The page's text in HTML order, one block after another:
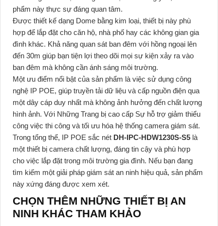
phẩm này thực sự đáng quan tâm.
Được thiết kế dạng Dome bằng kim loại, thiết bị này phù
hợp để lắp đặt cho căn hộ, nhà phố hay các không gian gia
đình khác. Khả năng quan sát ban đêm với hồng ngoại lên
đến 30m giúp bạn tiện lợi theo dõi mọi sự kiện xảy ra vào
ban đêm mà không cần ánh sáng môi trường.
Một ưu điểm nổi bật của sản phẩm là việc sử dụng công
nghệ IP POE, giúp truyền tải dữ liệu và cấp nguồn điện qua
một dây cáp duy nhất mà không ảnh hưởng đến chất lượng
hình ảnh. Với Những Trang bị cao cấp Sự hỗ trợ giảm thiểu
công việc thi công và tối ưu hóa hệ thống camera giám sát.
Trong tổng thể, IP POE sắc nét DH-IPC-HDW1230S-S5 là
một thiết bị camera chất lượng, đáng tin cậy và phù hợp
cho việc lắp đặt trong môi trường gia đình. Nếu bạn đang
tìm kiếm một giải pháp giám sát an ninh hiệu quả, sản phẩm
này xứng đáng được xem xét.
CHỌN THÊM NHỮNG THIẾT BỊ AN
NINH KHÁC THAM KHẢO